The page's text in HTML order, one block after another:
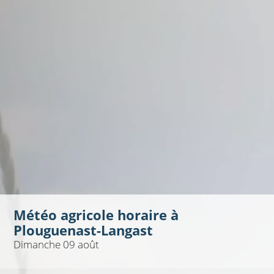
Météo agricole horaire à
Plouguenast-Langast
Dimanche 09 août